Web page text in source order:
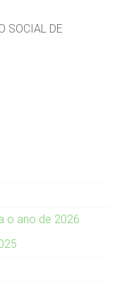
SOCIAL DE
o ano de 2026